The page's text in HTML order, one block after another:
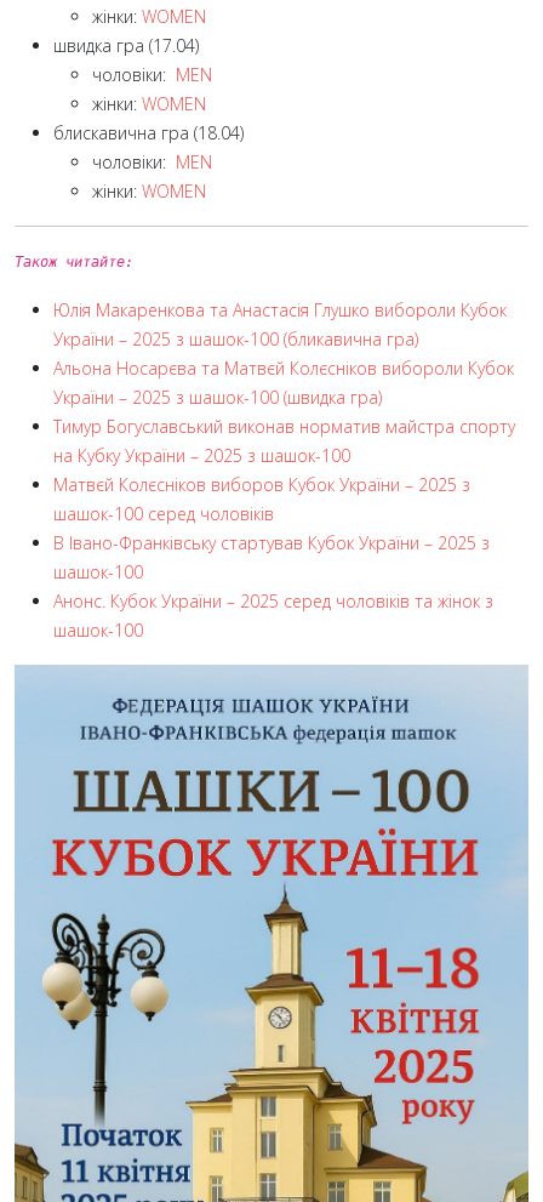
жінки: WOMEN
швидка гра (17.04)
чоловіки: MEN
жінки: WOMEN
блискавична гра (18.04)
чоловіки: MEN
жінки: WOMEN
Також читайте:
Юлія Макаренкова та Анастасія Глушко вибороли Кубок
України – 2025 з шашок-100 (бликавична гра)
Альона Носарєва та Матвєй Колєсніков вибороли Кубок
України – 2025 з шашок-100 (швидка гра)
Тимур Богуславський виконав норматив майстра спорту
на Кубку України – 2025 з шашок-100
Матвєй Колєсніков виборов Кубок України – 2025 з
шашок-100 серед чоловіків
В Івано-Франківську стартував Кубок України – 2025 з
шашок-100
Анонс. Кубок України – 2025 серед чоловіків та жінок з
шашок-100